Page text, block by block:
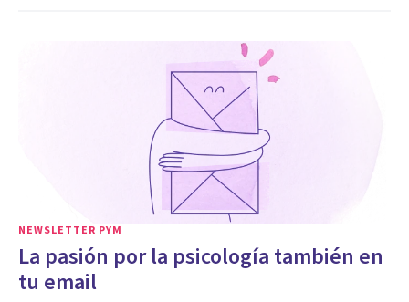
NEWSLETTER PYM
La pasión por la psicología también en
tu email